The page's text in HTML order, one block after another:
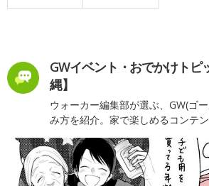
GWイベント・おでかけトピ
縄】
ウォーカー編集部が選ぶ、GW(ゴ
み方を紹介。家で楽しめるコンテン